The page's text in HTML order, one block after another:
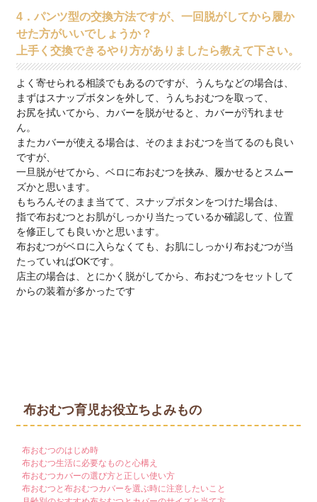
4．パンツ型の交換方法ですが、一回脱がしてから履か
せた方がいいでしょうか？
上手く交換できるやり方がありましたら教えて下さい。
よく寄せられる相談でもあるのですが、うんちなどの場合は、
まずはスナップボタンを外して、うんちおむつを取って、
お尻を拭いてから、カバーを脱がせると、カバーが汚れませ
ん。
またカバーが使える場合は、そのままおむつを当てるのも良い
ですが、
一旦脱がせてから、ベロに布おむつを挟み、履かせるとスムー
ズかと思います。
もちろんそのまま当てて、スナップボタンをつけた場合は、
指で布おむつとお肌がしっかり当たっているか確認して、位置
を修正しても良いかと思います。
布おむつがベロに入らなくても、お肌にしっかり布おむつが当
たっていればOKです。
店主の場合は、とにかく脱がしてから、布おむつをセットして
からの装着が多かったです
布おむつ育児お役立ちよみもの
布おむつのはじめ時
布おむつ生活に必要なものと心構え
布おむつカバーの選び方と正しい使い方
布おむつと布おむつカバーを選ぶ時に注意したいこと